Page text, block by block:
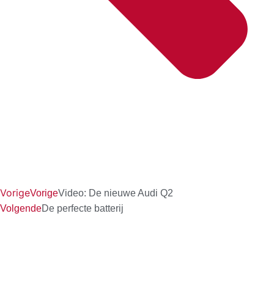
VorigeVorigeVideo: De nieuwe Audi Q2
VolgendeDe perfecte batterij